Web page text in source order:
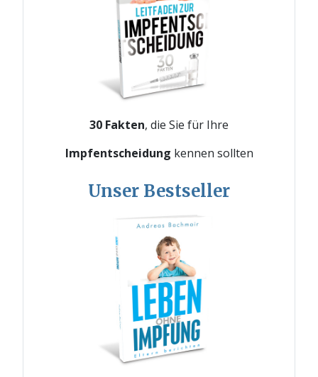
30 Fakten, die Sie für Ihre
Impfentscheidung kennen sollten
Unser Bestseller